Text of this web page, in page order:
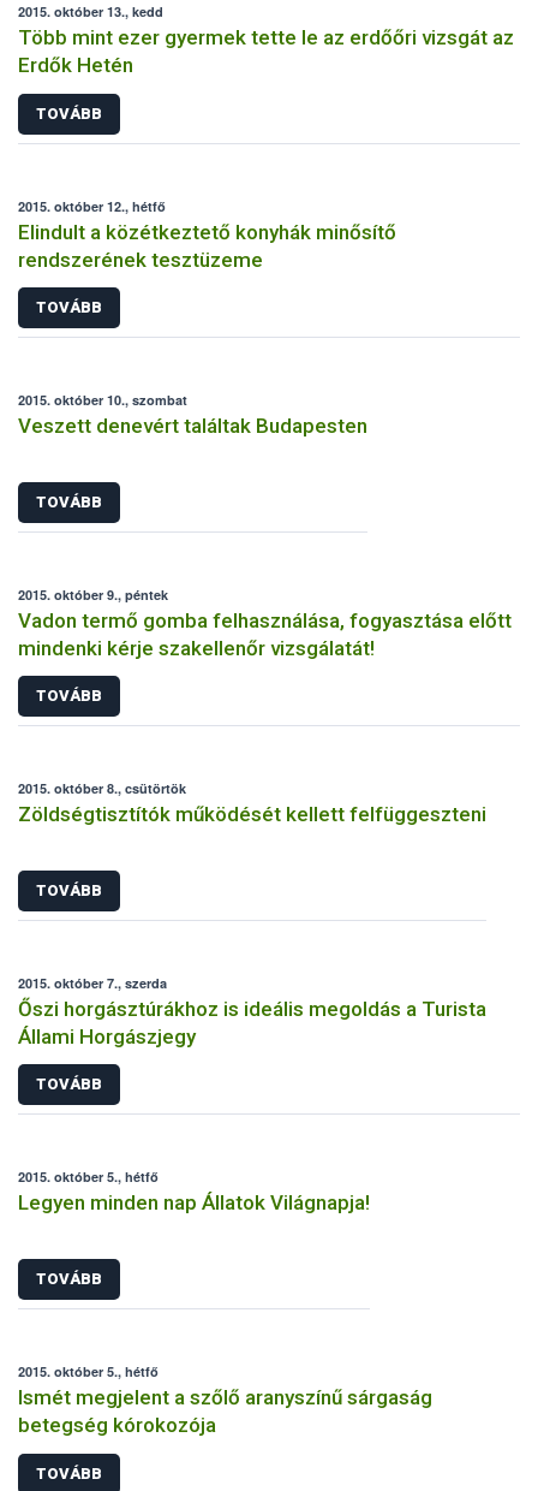
2015. október 13., kedd
Több mint ezer gyermek tette le az erdőőri vizsgát az
Erdők Hetén
TOVÁBB
2015. október 12., hétfő
Elindult a közétkeztető konyhák minősítő
rendszerének tesztüzeme
TOVÁBB
2015. október 10., szombat
Veszett denevért találtak Budapesten
TOVÁBB
2015. október 9., péntek
Vadon termő gomba felhasználása, fogyasztása előtt
mindenki kérje szakellenőr vizsgálatát!
TOVÁBB
2015. október 8., csütörtök
Zöldségtisztítók működését kellett felfüggeszteni
TOVÁBB
2015. október 7., szerda
Őszi horgásztúrákhoz is ideális megoldás a Turista
Állami Horgászjegy
TOVÁBB
2015. október 5., hétfő
Legyen minden nap Állatok Világnapja!
TOVÁBB
2015. október 5., hétfő
Ismét megjelent a szőlő aranyszínű sárgaság
betegség kórokozója
TOVÁBB